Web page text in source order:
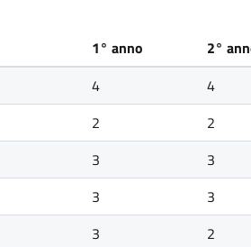
1° anno 2°
4 4
2 2
3 3
3 3
3 2